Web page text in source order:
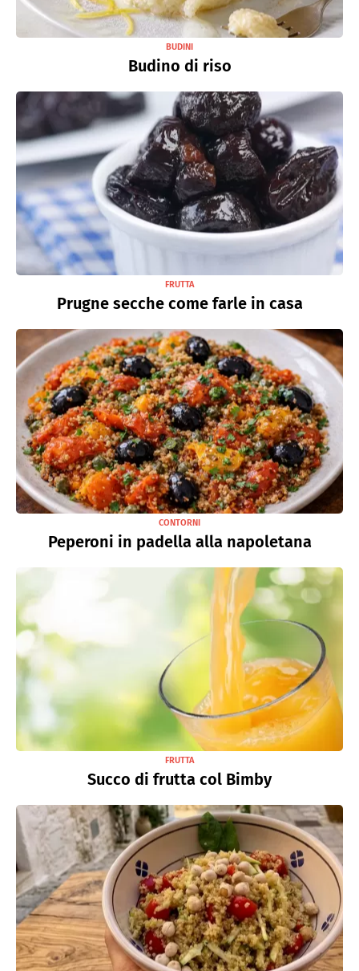
BUDINI
Budino di riso
FRUTTA
Prugne secche come farle in casa
CONTORNI
Peperoni in padella alla napoletana
FRUTTA
Succo di frutta col Bimby